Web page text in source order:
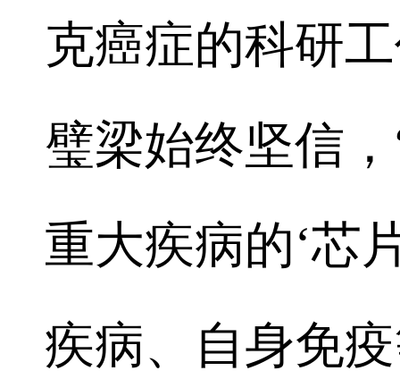
克癌症的科研
璧梁始终坚信
重大疾病的‘芯
疾病、自身免